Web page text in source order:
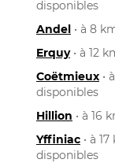
disponibles
Andel • à 8
Erquy• à 12
Coëtmieux •
disponibles
Hillion • à 16
Yffiniac • à
disponibles